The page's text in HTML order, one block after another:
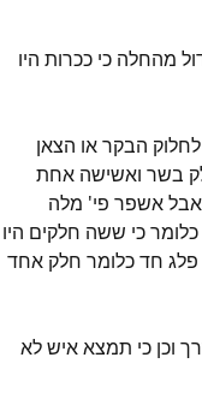
מהחלה כי ככרות היו
הבקר או הצאן
בשר ואשישה אחת
אבל אשפר פי' מלה
כי ששה חלקים היו
פלג חד כלומר חלק אחד
וכן כי תמצא איש לא